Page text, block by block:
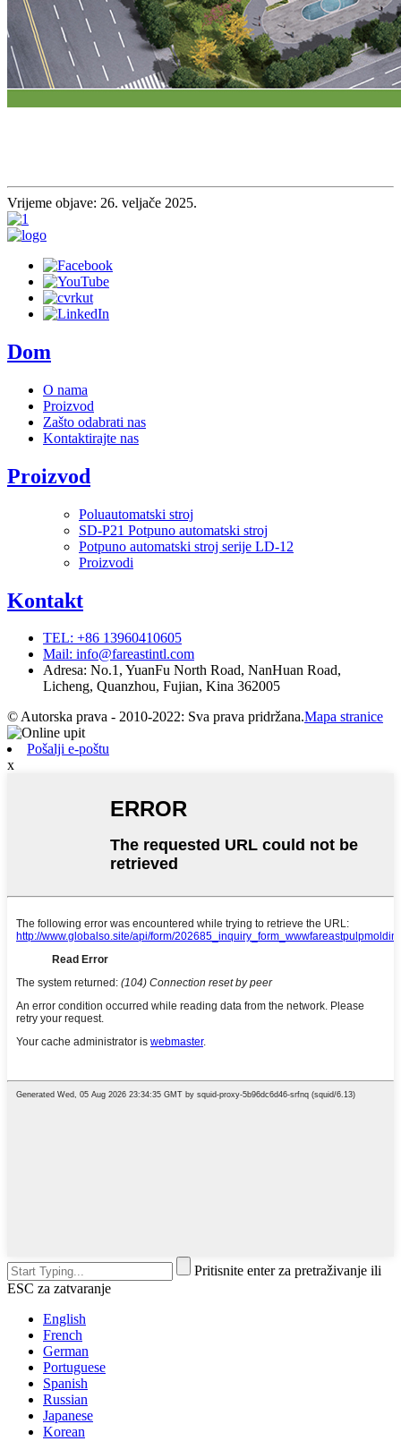
Vrijeme objave: 26. veljače 2025.
Dom
O nama
Proizvod
Zašto odabrati nas
Kontaktirajte nas
Proizvod
Poluautomatski stroj
SD-P21 Potpuno automatski stroj
Potpuno automatski stroj serije LD-12
Proizvodi
Kontakt
TEL: +86 13960410605
Mail: info@fareastintl.com
Adresa: No.1, YuanFu North Road, NanHuan Road,
Licheng, Quanzhou, Fujian, Kina 362005
© Autorska prava - 2010-2022: Sva prava pridržana.Mapa stranice
Pošalji e-poštu
x
Pritisnite enter za pretraživanje ili
ESC za zatvaranje
English
French
German
Portuguese
Spanish
Russian
Japanese
Korean